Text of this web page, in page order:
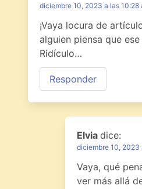
diciembre 10, 2023 a las 10:28
¡Vaya locura de
alguien piensa que
Ridículo…
Responder
Elvia dice:
diciembre 10, 2023
Vaya, qué
ver más allá